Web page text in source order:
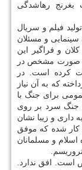
رهاشدگی
فیلم و سریال
سینمایی و مسئلان
و فراگیر این
صورت مشخص در
كرده است. در
كه به آن نیاز
برای جنگ با
جنگ سرد بر روی
و زیبا نشان
كار شده كه موفق
اسلام و مسلمانان
است. افق ندارد.